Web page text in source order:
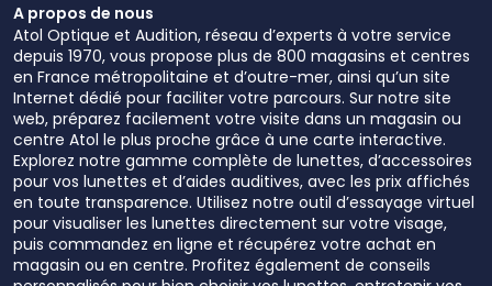
A propos de nous
Atol Optique et Audition, réseau d’experts à votre service
depuis 1970, vous propose plus de 800 magasins et centres
en France métropolitaine et d’outre-mer, ainsi qu’un site
Internet dédié pour faciliter votre parcours. Sur notre site
web, préparez facilement votre visite dans un magasin ou
centre Atol le plus proche grâce à une carte interactive.
Explorez notre gamme complète de lunettes, d’accessoires
pour vos lunettes et d’aides auditives, avec les prix affichés
en toute transparence. Utilisez notre outil d’essayage virtuel
pour visualiser les lunettes directement sur votre visage,
puis commandez en ligne et récupérez votre achat en
magasin ou en centre. Profitez également de conseils